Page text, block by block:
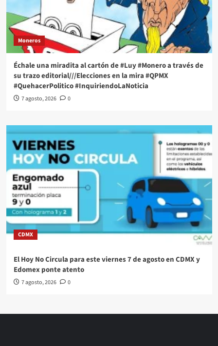
Moneros
Échale una miradita al cartón de #Luy #Monero a través de
su trazo editorial///Elecciones en la mira #QPMX
#QuehacerPolitico #InquiriendoLaNoticia
7 agosto, 2026 0
CDMX
El Hoy No Circula para este viernes 7 de agosto en CDMX y
Edomex ponte atento
7 agosto, 2026 0